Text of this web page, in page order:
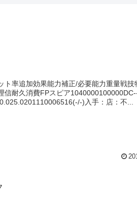
ト率追加効果能力補正/必要能力重量戦技
信耐久消費FPスピア
)入手：店：不...